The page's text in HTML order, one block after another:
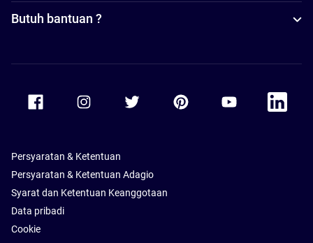
Butuh bantuan ?
Accor Facebook Accor TwitterAccor PinterestAccor Youtube
Accor
Persyaratan & Ketentuan
Persyaratan & Ketentuan Adagio
Syarat dan Ketentuan Keanggotaan
Data pribadi
Cookie